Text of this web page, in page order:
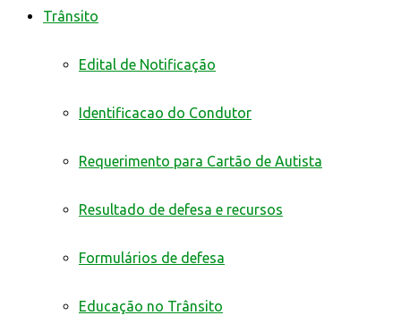
Trânsito
Edital de Notificação
Identificacao do Condutor
Requerimento para Cartão de Autista
Resultado de defesa e recursos
Formulários de defesa
Educação no Trânsito